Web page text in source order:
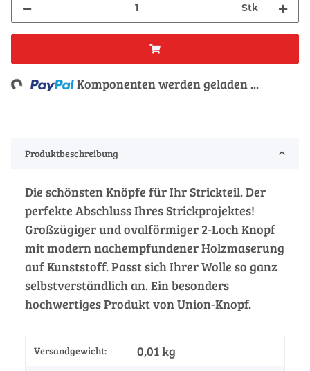
Stk
Komponenten werden geladen ...
Produktbeschreibung
Die schönsten Knöpfe für Ihr Strickteil. Der
perfekte Abschluss Ihres Strickprojektes!
Großzügiger und ovalförmiger 2-Loch Knopf
mit modern nachempfundener Holzmaserung
auf Kunststoff. Passt sich Ihrer Wolle so ganz
selbstverständlich an. Ein besonders
hochwertiges Produkt von Union-Knopf.
Versandgewicht: 0,01 kg